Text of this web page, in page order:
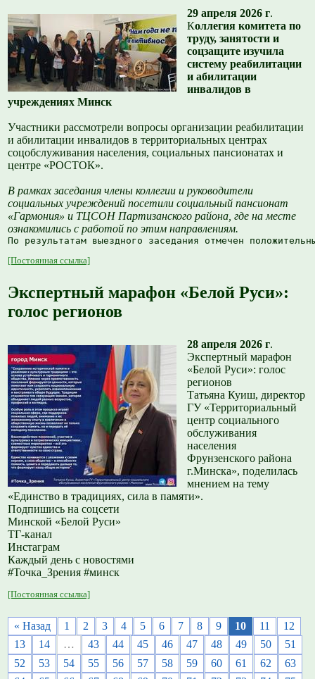
29 апреля 2026 г.
Коллегия комитета по
труду, занятости и
соцзащите изучила
систему реабилитации
и абилитации
инвалидов в
учреждениях Минск
Участники рассмотрели вопросы организации реабилитации
и абилитации инвалидов в территориальных центрах
соцобслуживания населения, социальных пансионатах и
центре «РОСТОК».
В рамках заседания члены коллегии и руководители
социальных учреждений посетили социальный пансионат
«Гармония» и ТЦСОН Партизанского района, где на месте
ознакомились с работой по этим направлениям.
По результатам выездного заседания отмечен
[Постоянная ссылка]
Экспертный марафон «Белой Руси»:
голос регионов
28 апреля 2026 г.
Экспертный марафон
«Белой Руси»: голос
регионов
Татьяна Куиш, директор
ГУ «Территориальный
центр социального
обслуживания
населения
Фрунзенского района
г.Минска», поделилась
мнением на тему
«Единство в традициях, сила в памяти».
Подпишись на соцсети
Минской «Белой Руси»
ТГ-канал
Инстаграм
Каждый день с новостями
#Точка_Зрения #минск
[Постоянная ссылка]
« Назад 1 2 3 4 5 6 7 8 9 10 11
12
13
14 … 43 44 45 46 47 48 49 50
51
52
53 54 55 56 57 58 59 60 61 62
63